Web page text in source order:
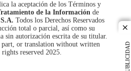
PUBLICIDAD
la aceptación de los Términos y
de la Información de
Todos los Derechos Reservados
total o parcial, así como su
sin autorización escrita de su titular.
or translation without written
reserved 2025.